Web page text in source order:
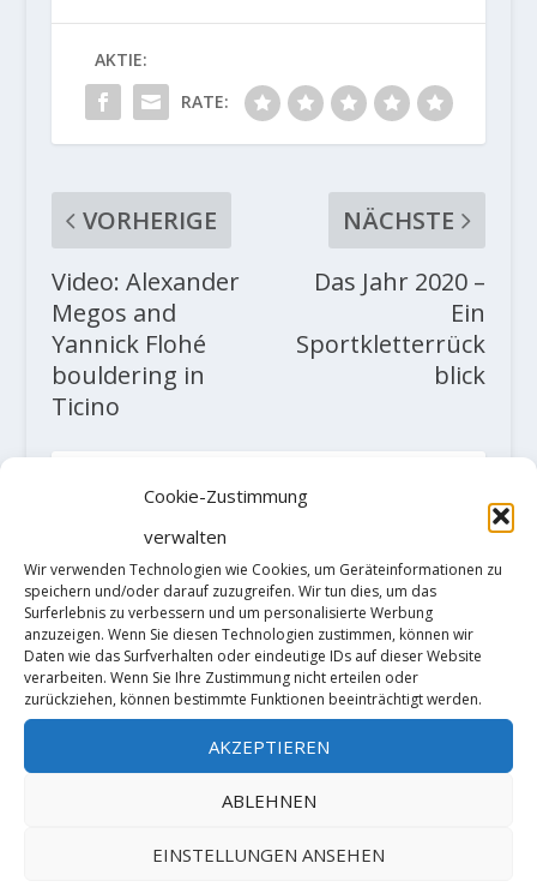
Cookie-Zustimmung
verwalten
Wir verwenden Technologien wie Cookies, um Geräteinformationen zu
speichern und/oder darauf zuzugreifen. Wir tun dies, um das
Surferlebnis zu verbessern und um personalisierte Werbung
anzuzeigen. Wenn Sie diesen Technologien zustimmen, können wir
Daten wie das Surfverhalten oder eindeutige IDs auf dieser Website
verarbeiten. Wenn Sie Ihre Zustimmung nicht erteilen oder
zurückziehen, können bestimmte Funktionen beeinträchtigt werden.
AKZEPTIEREN
ABLEHNEN
EINSTELLUNGEN ANSEHEN
AKTIE:
RATE:
VORHERIGE
Video: Alexander
Megos and
Yannick Flohé
bouldering in
Ticino
NÄCHSTE
Das Jahr 2020 –
Ein
Sportkletterrück
blick
Thomas Hrovat: „Eroberung des
Unsichtbaren: Das extreme Leben